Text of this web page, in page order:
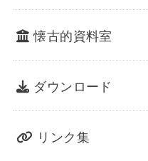
懐古的資料室
ダウンロード
リンク集